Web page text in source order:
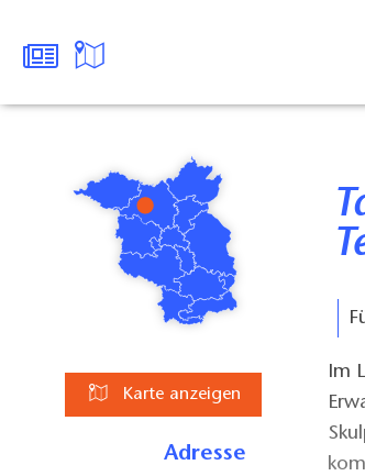
Karte anzeigen
Adresse
Taschenlampenführung durch den
Im